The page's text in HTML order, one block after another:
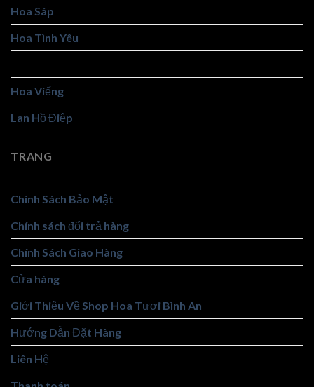
Hoa Sáp
Hoa Tình Yêu
Hoa Viếng
Lan Hồ Điệp
TRANG
Chính Sách Bảo Mật
Chính sách đổi trả hàng
Chính Sách Giao Hàng
Cửa hàng
Giới Thiệu Về Shop Hoa Tươi Bình An
Hướng Dẫn Đặt Hàng
Liên Hệ